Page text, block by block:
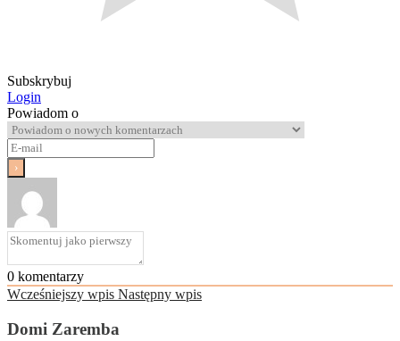
Subskrybuj
Login
Powiadom o
0 komentarzy
Wcześniejszy wpis Następny wpis
Domi Zaremba